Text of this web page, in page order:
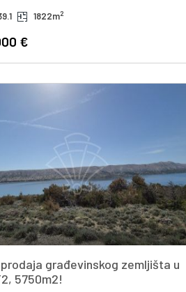
1822m2
€
građevinskog zemljišta u
5750m2!